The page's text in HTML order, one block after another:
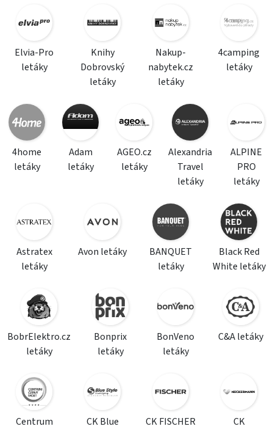
Elvia-Pro
letáky
Knihy
Dobrovský
letáky
Nakup-
nabytek.cz
letáky
4camping
letáky
4home
letáky
Adam
letáky
AGEO.cz
letáky
Alexandria
Travel
letáky
ALPINE
PRO
letáky
Astratex
letáky
Avon letáky
BANQUET
letáky
Black Red
White letáky
BobrElektro.cz
letáky
Bonprix
letáky
BonVeno
letáky
C&A letáky
Centrum
CK Blue
CK FISCHER
CK